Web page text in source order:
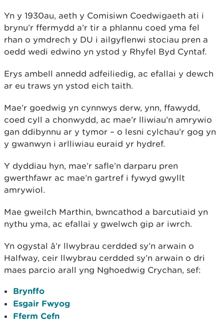
Yn y 1930au, aeth y Comisiwn Coedwigaeth ati i
brynu’r ffermydd a’r tir a phlannu coed yma fel
rhan o ymdrech y DU i ailgyflenwi stociau pren a
oedd wedi edwino yn ystod y Rhyfel Byd Cyntaf.
Erys ambell annedd adfeiliedig, ac efallai y dewch
ar eu traws yn ystod eich taith.
Mae’r goedwig yn cynnwys derw, ynn, ffawydd,
coed cyll a chonwydd, ac mae’r lliwiau’n amrywio
gan ddibynnu ar y tymor – o lesni cylchau’r gog yn
y gwanwyn i arlliwiau euraid yr hydref.
Y dyddiau hyn, mae’r safle’n darparu pren
gwerthfawr ac mae’n gartref i fywyd gwyllt
amrywiol.
Mae gweilch Marthin, bwncathod a barcutiaid yn
nythu yma, ac efallai y gwelwch gip ar iwrch.
Yn ogystal â’r llwybrau cerdded sy’n arwain o
Halfway, ceir llwybrau cerdded sy’n arwain o dri
maes parcio arall yng Nghoedwig Crychan, sef:
Brynffo
Esgair Fwyog
Fferm Cefn